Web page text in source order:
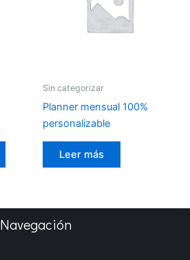
Sin categorizar
Planner mensual 100%
personalizable
Leer más
Navegación